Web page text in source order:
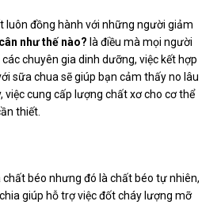
luôn đồng hành với những người giảm
như thế nào? là điều mà mọi người
chuyên gia dinh dưỡng, việc kết hợp
sữa chua sẽ giúp bạn cảm thấy no lâu
việc cung cấp lượng chất xơ cho cơ thể
thiết.
béo nhưng đó là chất béo tự nhiên,
giúp hỗ trợ việc đốt cháy lượng mỡ